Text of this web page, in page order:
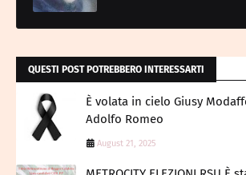
QUESTI POST POTREBBERO INTERESSARTI
È volata in cielo Giusy
Adolfo Romeo
August 21, 2025